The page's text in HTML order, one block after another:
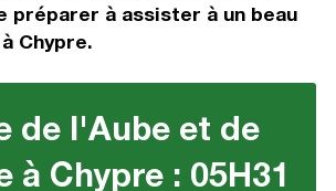
préparer à assister à un beau
Chypre.
de l'Aube et de
à Chypre : 05H31